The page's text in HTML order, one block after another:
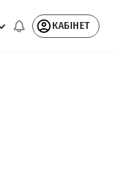
КАБІНЕТ